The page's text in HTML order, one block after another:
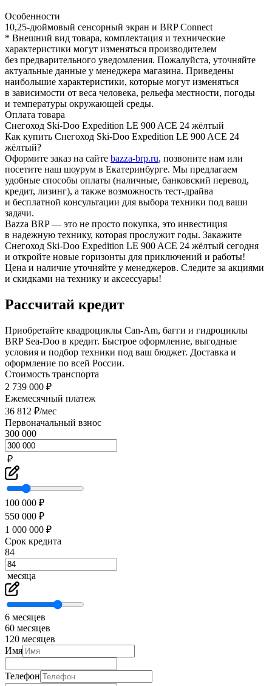
Особенности
10,25-дюймовый сенсорный экран и BRP Connect
* Внешний вид товара, комплектация и технические
характеристики могут изменяться производителем
без предварительного уведомления. Пожалуйста, уточняйте
актуальные данные у менеджера магазина. Приведены
наибольшие характеристики, которые могут изменяться
в зависимости от веса человека, рельефа местности, погоды
и температуры окружающей среды.
Оплата товара
Снегоход Ski-Doo Expedition LE 900 ACE 24 жёлтый
Как купить Снегоход Ski-Doo Expedition LE 900 ACE 24
жёлтый?
Оформите заказ на сайте bazza-brp.ru, позвоните нам или
посетите наш шоурум в Екатеринбурге. Мы предлагаем
удобные способы оплаты (наличные, банковский перевод,
кредит, лизинг), а также возможность тест-драйва
и бесплатной консультации для выбора техники под ваши
задачи.
Bazza BRP — это не просто покупка, это инвестиция
в надежную технику, которая прослужит годы. Закажите
Снегоход Ski-Doo Expedition LE 900 ACE 24 жёлтый сегодня
и откройте новые горизонты для приключений и работы!
Цена и наличие уточняйте у менеджеров. Следите за акциями
и скидками на технику и аксессуары!
Рассчитай кредит
Приобретайте квадроциклы Can-Am, багги и гидроциклы
BRP Sea-Doo в кредит. Быстрое оформление, выгодные
условия и подбор техники под ваш бюджет. Доставка и
оформление по всей России.
Стоимость транспорта
2 739 000 ₽
Ежемесячный платеж
36 812 ₽/мес
Первоначальный взнос
300 000
₽
100 000 ₽
550 000 ₽
1 000 000 ₽
Срок кредита
84
месяца
6 месяцев
60 месяцев
120 месяцев
Имя
Телефон